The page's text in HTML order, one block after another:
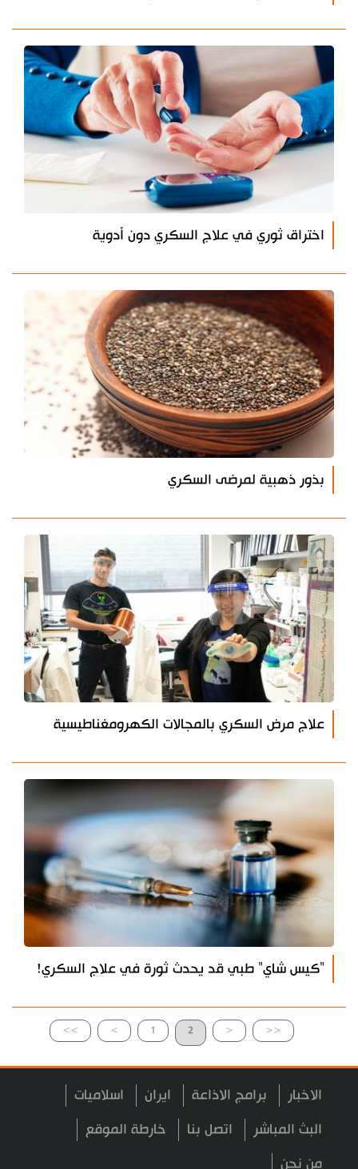
اختراق ثوري في علاج السكري دون أدوية
بذور ذهبية لمرضى السكري
علاج مرض السكري بالمجالات الكهرومغناطيسية
"كيس شاي" طبي قد يحدث ثورة في علاج السكري!
>> > 1 2 < <<
الاخبار برامج الاذاعة ايران اسلاميات
البث المباشر اتصل بنا خارطة الموقع
من نحن